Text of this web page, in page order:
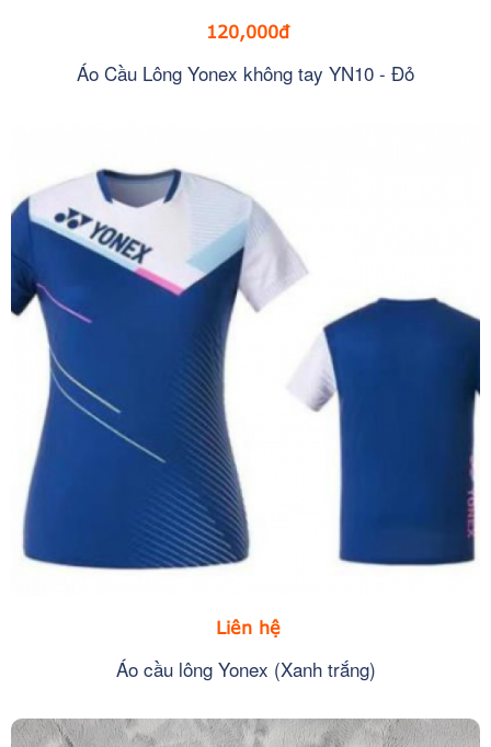
120,000đ
Áo Cầu Lông Yonex không tay YN10 - Đỏ
Liên hệ
Áo cầu lông Yonex (Xanh trắng)